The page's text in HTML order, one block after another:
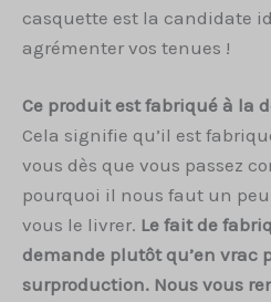
casquette est la candidate
agrémenter vos tenues !
Ce produit est fabriqué à la
Cela signifie qu’il est
vous dès que vous passez
pourquoi il nous faut un
vous le livrer. Le fait de
demande plutôt qu’en vrac
surproduction. Nous vous